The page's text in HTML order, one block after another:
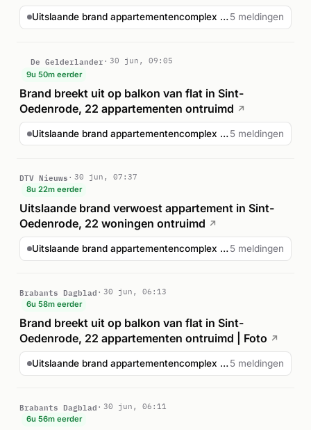
Uitslaande brand appartementencomplex Kasteellaan Sint-Oe...5 meldingen
De Gelderlander
30 jun, 09:05
9u 50m eerder
Brand breekt uit op balkon van flat in Sint-
Oedenrode, 22 appartementen ontruimd ↗
Uitslaande brand appartementencomplex Kasteellaan Sint-Oe... 5 meldingen
DTV Nieuws
30 jun, 07:37
8u 22m eerder
Uitslaande brand verwoest appartement in Sint-
Oedenrode, 22 woningen ontruimd ↗
Uitslaande brand appartementencomplex Kasteellaan Sint-Oe... 5 meldingen
Brabants Dagblad
30 jun, 06:13
6u 58m eerder
Brand breekt uit op balkon van flat in Sint-
Oedenrode, 22 appartementen ontruimd | Foto ↗
Uitslaande brand appartementencomplex Kasteellaan Sint-Oe... 5 meldingen
Brabants Dagblad
30 jun, 06:11
6u 56m eerder